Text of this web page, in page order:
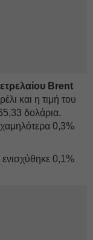
Brent
και η τιμή του
δολάρια.
χαμηλότερα 0,3%
ενισχύθηκε 0,1%